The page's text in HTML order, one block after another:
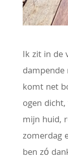
Ik zit in de
komt net
ogen
mijn huid,
zomerdag
ben zó